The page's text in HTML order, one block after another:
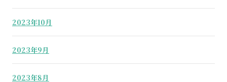
2023年10月
2023年9月
2023年8月